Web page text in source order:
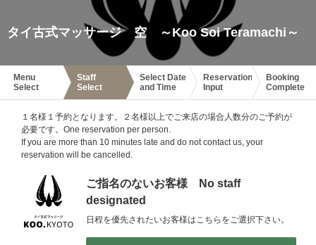
タイ古式マッサージ 空 ～Koo Soi Teramachi～
Menu
Select
Staff
Select
Select Date
and Time
Reservation
Input
Booking
Complete
１名様１予約となります。２名様以上でご来店の場合人数分のご予約が
必要です。One reservation per person.
If you are more than 10 minutes late and do not contact us, your
reservation will be cancelled.
ご指名のないお客様 No staff
designated
日程を優先されたいお客様はこちらをご選択下さい。